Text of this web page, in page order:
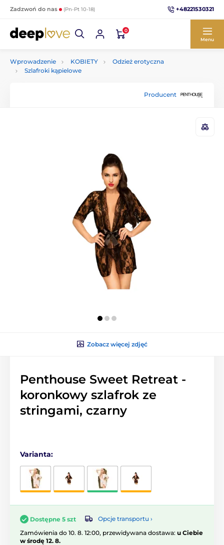
Zadzwoń do nas (Pn-Pt 10-18) +48221530321
0
Menu
Wprowadzenie KOBIETY
Odzież erotyczna
Szlafroki kąpielowe
Producent
Zobacz więcej zdjęć
Penthouse Sweet Retreat -
koronkowy szlafrok ze
stringami, czarny
Varianta:
Dostępne 5 szt
Opcje transportu ›
Zamówienia do 10. 8. 12:00, przewidywana dostawa: u Ciebie
w środę 12. 8.